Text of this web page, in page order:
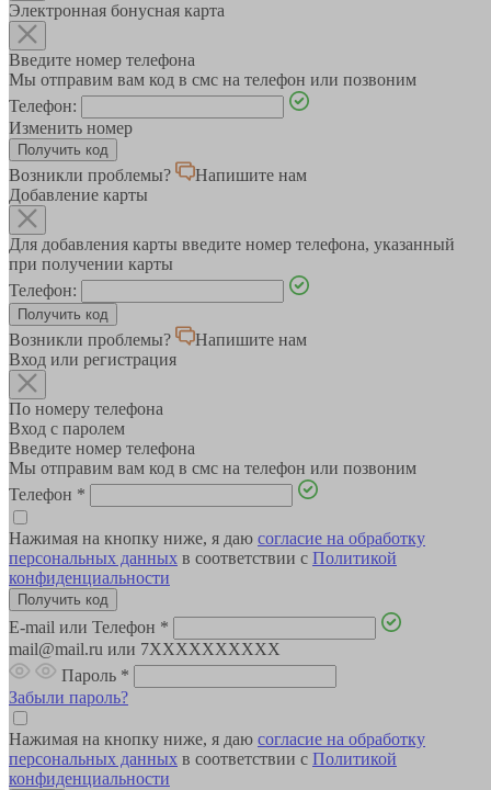
Электронная бонусная карта
Введите номер телефона
Мы отправим вам код в смс на телефон или позвоним
Телефон:
Изменить номер
Возникли проблемы?
Напишите нам
Добавление карты
Для добавления карты введите номер телефона, указанный
при получении карты
Телефон:
Возникли проблемы?
Напишите нам
Вход или регистрация
По номеру телефона
Вход с паролем
Введите номер телефона
Мы отправим вам код в смс на телефон или позвоним
Телефон *
Нажимая на кнопку ниже, я даю согласие на обработку
персональных данных в соответствии с Политикой
конфиденциальности
E-mail или Телефон *
mail@mail.ru или 7XXXXXXXXXX
Пароль *
Забыли пароль?
Нажимая на кнопку ниже, я даю согласие на обработку
персональных данных в соответствии с Политикой
конфиденциальности